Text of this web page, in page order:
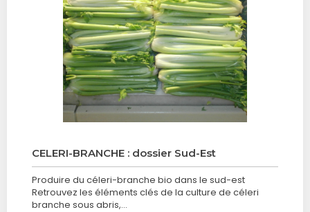
CELERI-BRANCHE : dossier Sud-Est
Produire du céleri-branche bio dans le sud-est
Retrouvez les éléments clés de la culture de céleri
branche sous abris,…